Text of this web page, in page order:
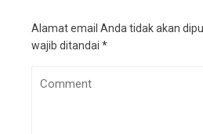
Alamat email Anda tidak akan
wajib ditandai *